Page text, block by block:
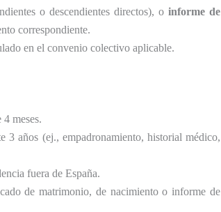
o descendientes directos), o informe de
correspondiente.
en el convenio colectivo aplicable.
meses.
3 años (ej., empadronamiento, historial médico,
fuera de España.
de matrimonio, de nacimiento o informe de